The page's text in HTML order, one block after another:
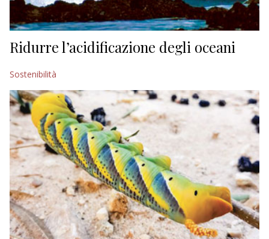
Ridurre l’acidificazione degli oceani
Sostenibilità